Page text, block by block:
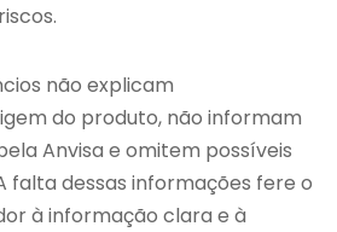
não explicam
do produto, não informam
Anvisa e omitem possíveis
falta dessas informações fere o
à informação clara e à